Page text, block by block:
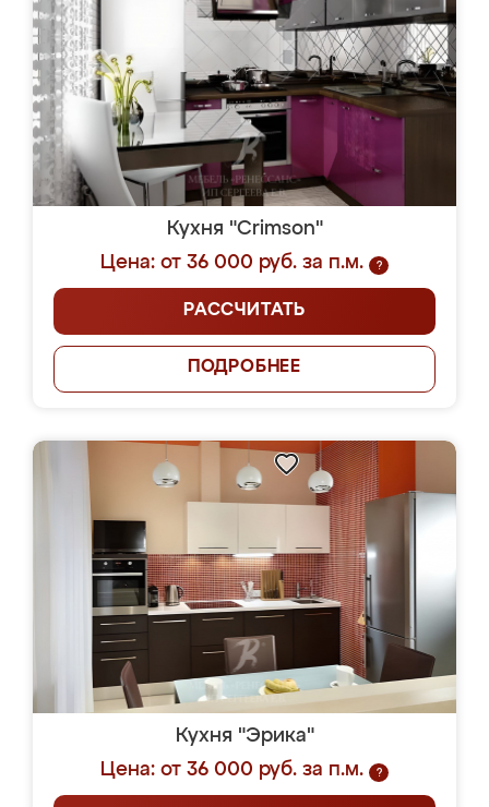
Кухня "Crimson"
Цена: от 36 000 руб. за п.м.
?
РАССЧИТАТЬ
ПОДРОБНЕЕ
Кухня "Эрика"
Цена: от 36 000 руб. за п.м.
?